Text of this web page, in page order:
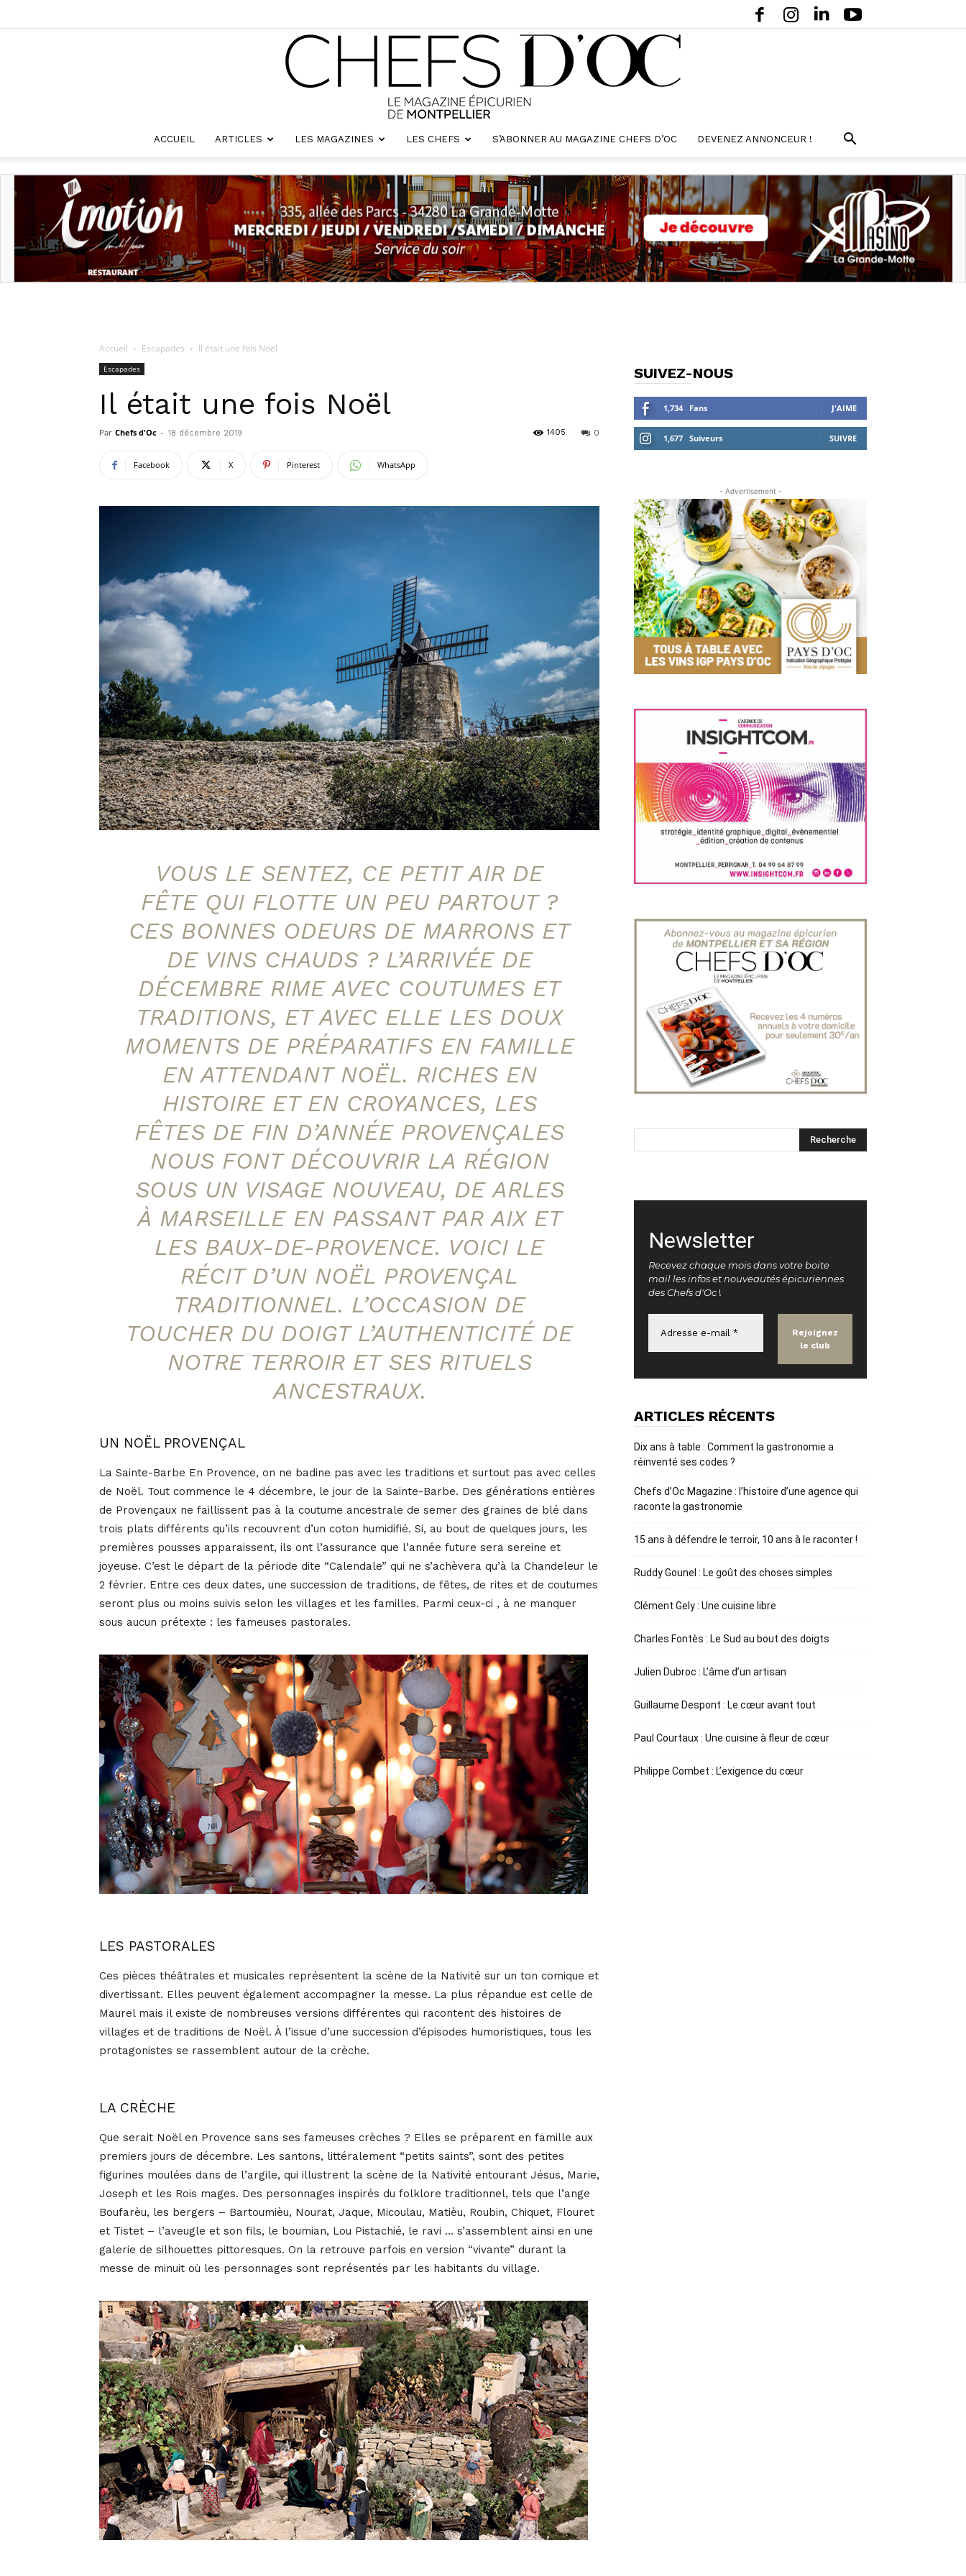
d'oc
ACCUEIL ARTICLES LES MAGAZINES LES CHEFS S’ABONNER AU MAGAZINE CHEFS D’OC DEVENEZ ANNONCEUR !
Accueil Escapades Il était une fois Noël
Escapades
Il était une fois Noël
Par Chefs d'Oc - 18 décembre 2019 0
1405
Facebook X Pinterest WhatsApp
VOUS LE SENTEZ, CE PETIT AIR DE
FÊTE QUI FLOTTE UN PEU PARTOUT ?
CES BONNES ODEURS DE MARRONS ET
DE VINS CHAUDS ? L’ARRIVÉE DE
DÉCEMBRE RIME AVEC COUTUMES ET
TRADITIONS, ET AVEC ELLE LES DOUX
MOMENTS DE PRÉPARATIFS EN FAMILLE
EN ATTENDANT NOËL. RICHES EN
HISTOIRE ET EN CROYANCES, LES
FÊTES DE FIN D’ANNÉE PROVENÇALES
NOUS FONT DÉCOUVRIR LA RÉGION
SOUS UN VISAGE NOUVEAU, DE ARLES
À MARSEILLE EN PASSANT PAR AIX ET
LES BAUX-DE-PROVENCE. VOICI LE
RÉCIT D’UN NOËL PROVENÇAL
TRADITIONNEL. L’OCCASION DE
TOUCHER DU DOIGT L’AUTHENTICITÉ DE
NOTRE TERROIR ET SES RITUELS
ANCESTRAUX.
UN NOËL PROVENÇAL
La Sainte-Barbe En Provence, on ne badine pas avec les traditions et surtout pas avec celles
de Noël. Tout commence le 4 décembre, le jour de la Sainte-Barbe. Des générations entières
de Provençaux ne faillissent pas à la coutume ancestrale de semer des graines de blé dans
trois plats différents qu’ils recouvrent d’un coton humidifié. Si, au bout de quelques jours, les
premières pousses apparaissent, ils ont l’assurance que l’année future sera sereine et
joyeuse. C’est le départ de la période dite “Calendale” qui ne s’achèvera qu’à la Chandeleur le
2 février. Entre ces deux dates, une succession de traditions, de fêtes, de rites et de coutumes
seront plus ou moins suivis selon les villages et les familles. Parmi ceux-ci , à ne manquer
sous aucun prétexte : les fameuses pastorales.
LES PASTORALES
Ces pièces théâtrales et musicales représentent la scène de la Nativité sur un ton comique et
divertissant. Elles peuvent également accompagner la messe. La plus répandue est celle de
Maurel mais il existe de nombreuses versions différentes qui racontent des histoires de
villages et de traditions de Noël. À l’issue d’une succession d’épisodes humoristiques, tous les
protagonistes se rassemblent autour de la crèche.
LA CRÈCHE
Que serait Noël en Provence sans ses fameuses crèches ? Elles se préparent en famille aux
premiers jours de décembre. Les santons, littéralement “petits saints”, sont des petites
figurines moulées dans de l’argile, qui illustrent la scène de la Nativité entourant Jésus, Marie,
Joseph et les Rois mages. Des personnages inspirés du folklore traditionnel, tels que l’ange
Boufarèu, les bergers – Bartoumièu, Nourat, Jaque, Micoulau, Matièu, Roubin, Chiquet, Flouret
et Tistet – l’aveugle et son fils, le boumian, Lou Pistachié, le ravi … s’assemblent ainsi en une
galerie de silhouettes pittoresques. On la retrouve parfois en version “vivante” durant la
messe de minuit où les personnages sont représentés par les habitants du village.
SUIVEZ-NOUS
1,734 Fans J'AIME
1,677 Suiveurs SUIVRE
- Advertisement -
Newsletter
Recevez chaque mois dans votre boite
mail les infos et nouveautés épicuriennes
des Chefs d'Oc !
ARTICLES RÉCENTS
Dix ans à table : Comment la gastronomie a
réinventé ses codes ?
Chefs d’Oc Magazine : l’histoire d’une agence qui
raconte la gastronomie
15 ans à défendre le terroir, 10 ans à le raconter !
Ruddy Gounel : Le goût des choses simples
Clément Gely : Une cuisine libre
Charles Fontès : Le Sud au bout des doigts
Julien Dubroc : L’âme d’un artisan
Guillaume Despont : Le cœur avant tout
Paul Courtaux : Une cuisine à fleur de cœur
Philippe Combet : L’exigence du cœur